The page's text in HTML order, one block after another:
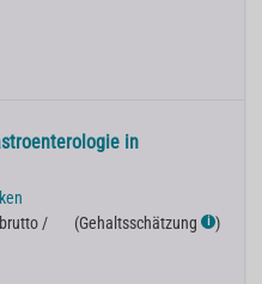
in
/
(Gehaltsschätzung ℹ )